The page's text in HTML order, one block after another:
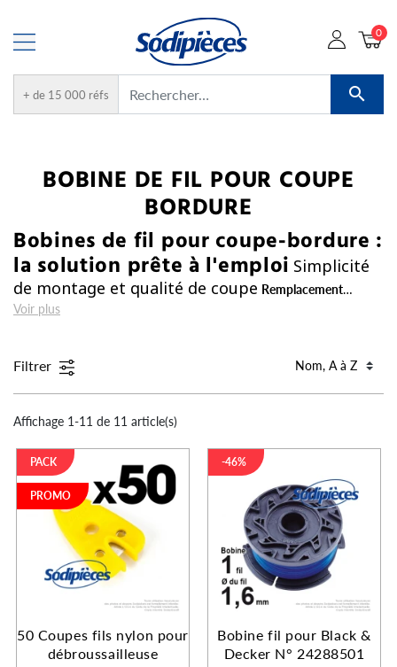
+ de 15 000 réfs 
0
BOBINE DE FIL POUR COUPE
BORDURE
Bobines de fil pour coupe-bordure :
la solution prête à l'emploi Simplicité
de montage et qualité de coupe Remplacement
express :
Voir plus
Filtrer
Affichage 1-11 de 11 article(s)
50 Coupes fils nylon pour
débroussailleuse
PACK
PROMO
Bobine fil pour Black &
Decker N° 24288501
-46%